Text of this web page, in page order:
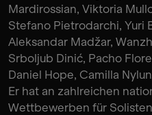
Mardirossian, Viktoria
Stefano Pietrodarchi, Yuri
Aleksandar Madžar,
Srboljub Dinić, Pacho
Daniel Hope, Camilla
Er hat an zahlreichen
Wettbewerben für